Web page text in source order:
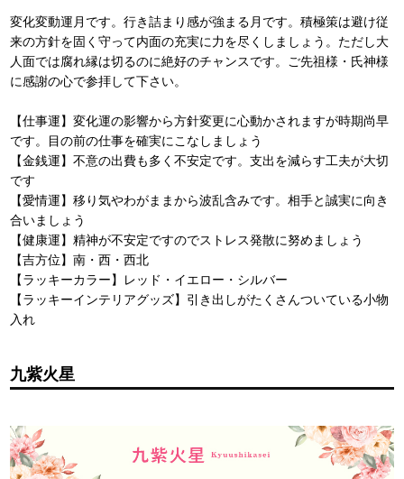
変化変動運月です。行き詰まり感が強まる月です。積極策は避け従
来の方針を固く守って内面の充実に力を尽くしましょう。ただし大
人面では腐れ縁は切るのに絶好のチャンスです。ご先祖様・氏神様
に感謝の心で参拝して下さい。
【仕事運】変化運の影響から方針変更に心動かされますが時期尚早
です。目の前の仕事を確実にこなしましょう
【金銭運】不意の出費も多く不安定です。支出を減らす工夫が大切
です
【愛情運】移り気やわがままから波乱含みです。相手と誠実に向き
合いましょう
【健康運】精神が不安定ですのでストレス発散に努めましょう
【吉方位】南・西・西北
【ラッキーカラー】レッド・イエロー・シルバー
【ラッキーインテリアグッズ】引き出しがたくさんついている小物
入れ
九紫火星